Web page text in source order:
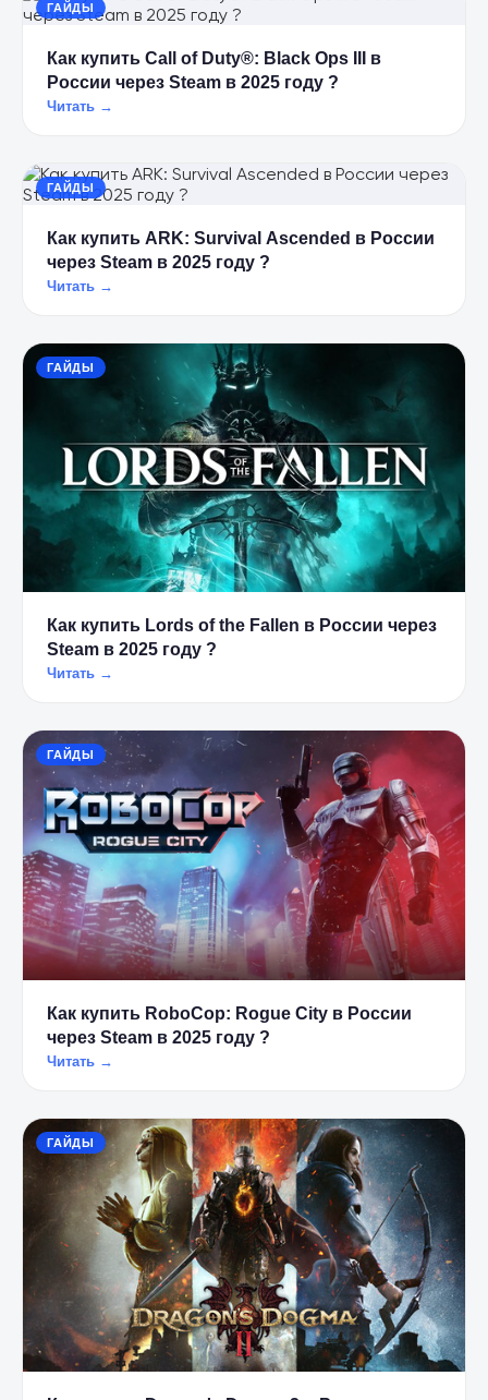
ГАЙДЫ
Как купить Call of Duty®: Black Ops III в
России через Steam в 2025 году ?
Читать →
ГАЙДЫ
Как купить ARK: Survival Ascended в России
через Steam в 2025 году ?
Читать →
ГАЙДЫ
Как купить Lords of the Fallen в России через
Steam в 2025 году ?
Читать →
ГАЙДЫ
Как купить RoboCop: Rogue City в России
через Steam в 2025 году ?
Читать →
ГАЙДЫ